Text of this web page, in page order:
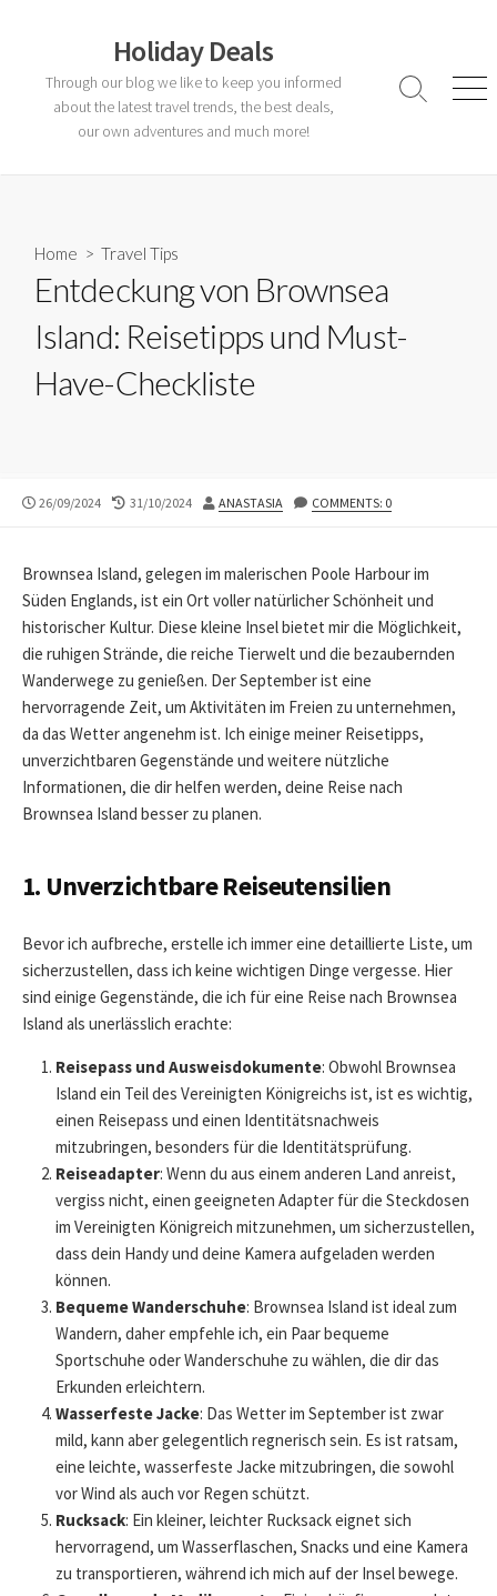
Holiday Deals
Through our blog we like to keep you informed
about the latest travel trends, the best deals,
our own adventures and much more!
Search
Home > Travel Tips
Entdeckung von Brownsea
Island: Reisetipps und Must-
Have-Checkliste
PUBLISHED
26/09/2024
LAST
31/10/2024 AUTHOR
ANASTASIA COMMENTS: 0
Brownsea Island, gelegen im malerischen Poole Harbour im
Süden Englands, ist ein Ort voller natürlicher Schönheit und
historischer Kultur. Diese kleine Insel bietet mir die Möglichkeit,
die ruhigen Strände, die reiche Tierwelt und die bezaubernden
Wanderwege zu genießen. Der September ist eine
hervorragende Zeit, um Aktivitäten im Freien zu unternehmen,
da das Wetter angenehm ist. Ich einige meiner Reisetipps,
unverzichtbaren Gegenstände und weitere nützliche
Informationen, die dir helfen werden, deine Reise nach
Brownsea Island besser zu planen.
1. Unverzichtbare Reiseutensilien
Bevor ich aufbreche, erstelle ich immer eine detaillierte Liste, um
sicherzustellen, dass ich keine wichtigen Dinge vergesse. Hier
sind einige Gegenstände, die ich für eine Reise nach Brownsea
Island als unerlässlich erachte:
Reisepass und Ausweisdokumente: Obwohl Brownsea
Island ein Teil des Vereinigten Königreichs ist, ist es wichtig,
einen Reisepass und einen Identitätsnachweis
mitzubringen, besonders für die Identitätsprüfung.
Reiseadapter: Wenn du aus einem anderen Land anreist,
vergiss nicht, einen geeigneten Adapter für die Steckdosen
im Vereinigten Königreich mitzunehmen, um sicherzustellen,
dass dein Handy und deine Kamera aufgeladen werden
können.
Bequeme Wanderschuhe: Brownsea Island ist ideal zum
Wandern, daher empfehle ich, ein Paar bequeme
Sportschuhe oder Wanderschuhe zu wählen, die dir das
Erkunden erleichtern.
Wasserfeste Jacke: Das Wetter im September ist zwar
mild, kann aber gelegentlich regnerisch sein. Es ist ratsam,
eine leichte, wasserfeste Jacke mitzubringen, die sowohl
vor Wind als auch vor Regen schützt.
Rucksack: Ein kleiner, leichter Rucksack eignet sich
hervorragend, um Wasserflaschen, Snacks und eine Kamera
zu transportieren, während ich mich auf der Insel bewege.